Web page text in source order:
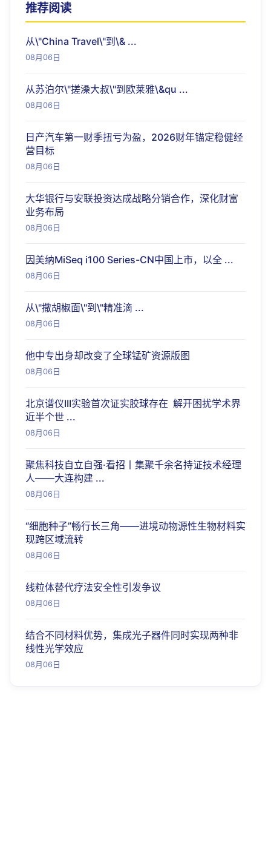
推荐阅读
从\"China Travel\"到\& ...
08月06日
从苏泊尔\"搓澡大叔\"到欧莱雅\&qu ...
08月06日
日产汽车第一财季扭亏为盈，2026财年锚定稳健经
营目标
08月06日
大华银行与安联投资达成战略分销合作，深化财富
业务布局
08月06日
因美纳MiSeq i100 Series-CN中国上市，以全 ...
08月06日
从\"撒胡椒面\"到\"精准滴 ...
08月06日
他中专出身却改变了全球锰矿资源版图
08月06日
北京谱仪III实验首次证实胶球存在 解开困扰学术界
近半个世 ...
08月06日
聚焦科技自立自强·看招丨集聚千余名持证技术经理
人——大连构建 ...
08月06日
“细胞种子”畅行长三角——进境动物源性生物材料实
现跨区域流转
08月06日
线粒体替代疗法安全性引发争议
08月06日
结合不同材料优势，集成光子器件同时实现两种非
线性光学效应
08月06日